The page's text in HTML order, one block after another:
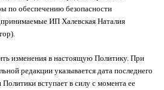
по обеспечению безопасности
ИП Халевская Наталия
изменения в настоящую Политику. При
редакции указывается дата последнего
вступает в силу с момента ее